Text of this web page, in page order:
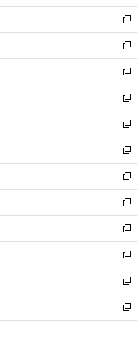
開
く
ウ
で
開
く
ン
ド
ウ
で
開
く
新
し
い
ウ
ィ
ン
ド
ウ
で
開
く
新
し
い
ウ
ィ
ン
ド
ウ
で
開
く
新
し
い
ウ
ィ
ン
ド
ウ
で
開
く
新
し
い
ウ
ィ
ン
ド
ウ
で
開
く
新
し
い
ウ
ィ
ン
ド
ウ
で
開
く
新
し
い
ウ
ィ
ン
ド
ウ
で
開
く
新
し
い
ウ
ィ
ン
ド
ウ
で
開
く
新
し
い
ウ
ィ
ン
ド
ウ
で
開
新
し
い
ウ
ィ
ン
ド
ウ
新
し
い
ウ
ィ
ン
新
し
い
ウ
新
し